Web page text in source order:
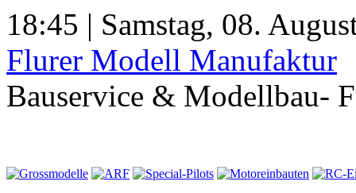
18:45 | Samstag, 08.
Flurer Modell Manufaktur
Bauservice & Modellbau-